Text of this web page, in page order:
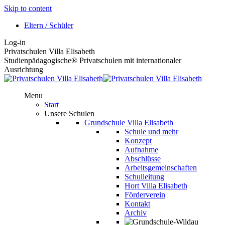
Skip to content
Eltern / Schüler
Log-in
Privatschulen Villa Elisabeth
Studienpädagogische® Privatschulen mit internationaler
Ausrichtung
Menu
Start
Unsere Schulen
Grundschule Villa Elisabeth
Schule und mehr
Konzept
Aufnahme
Abschlüsse
Arbeitsgemeinschaften
Schulleitung
Hort Villa Elisabeth
Förderverein
Kontakt
Archiv